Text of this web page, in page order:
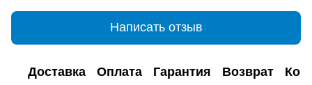
Написать отзыв
Доставка Оплата Гарантия Возврат